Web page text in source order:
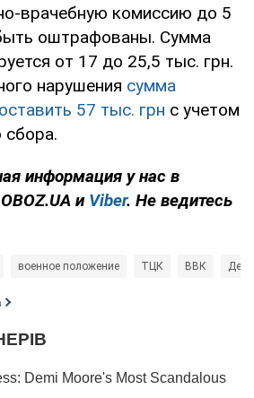
врачебную комиссию до 5
оштрафованы. Сумма
от 17 до 25,5 тыс. грн.
нарушения сумма
57 тыс. грн с учетом
сбора.
информация у нас в
OBOZ.UA и Viber. Не ведитесь
военное положение ТЦК ВВК